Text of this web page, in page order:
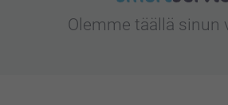
Olemme täällä sinun